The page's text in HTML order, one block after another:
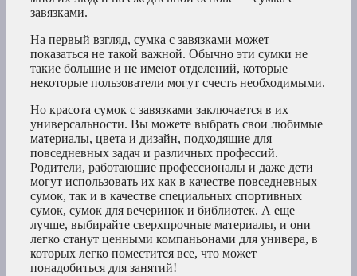
завязками.
На первый взгляд, сумка с завязками может
показаться не такой важной. Обычно эти сумки не
такие большие и не имеют отделений, которые
некоторые пользователи могут счесть необходимыми.
Но красота сумок с завязками заключается в их
универсальности. Вы можете выбрать свои любимые
материалы, цвета и дизайн, подходящие для
повседневных задач и различных профессий.
Родители, работающие профессионалы и даже дети
могут использовать их как в качестве повседневных
сумок, так и в качестве специальных спортивных
сумок, сумок для вечеринок и библиотек. А еще
лучше, выбирайте сверхпрочные материалы, и они
легко станут ценными компаньонами для универа, в
которых легко поместится все, что может
понадобиться для занятий!